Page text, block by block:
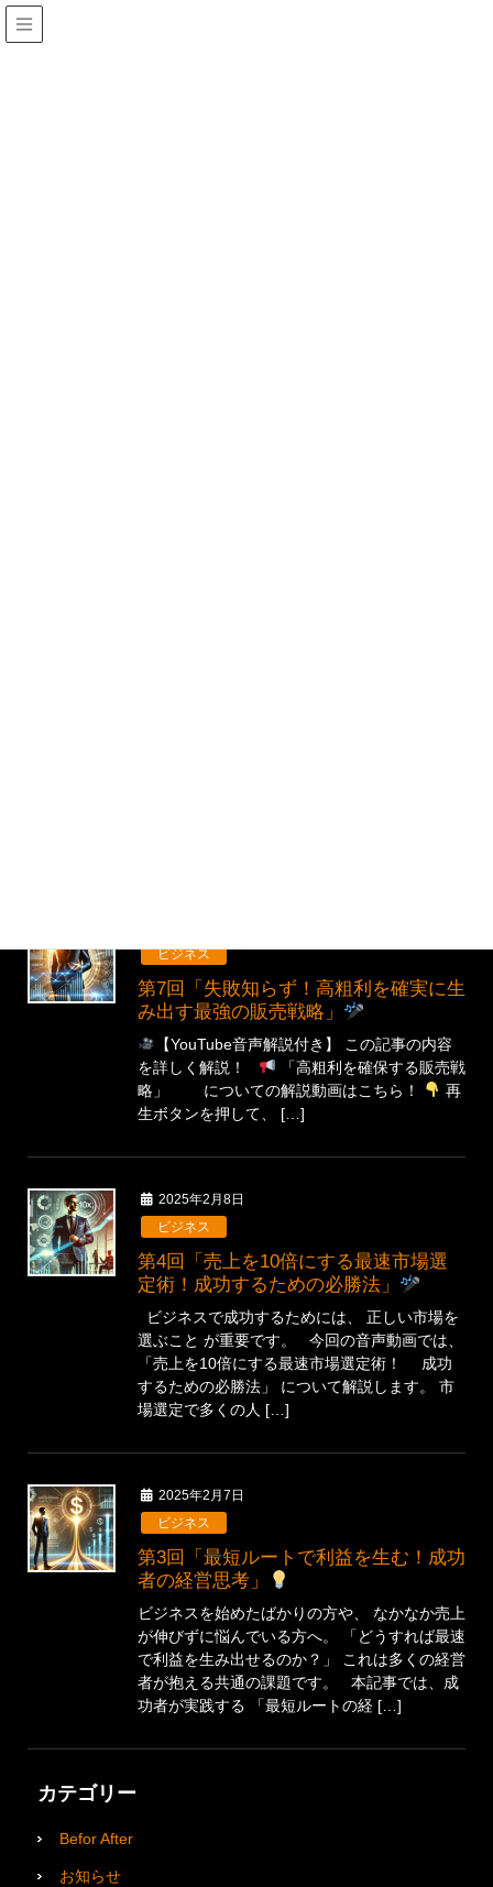
ビジネス
第7回「失敗知らず！高粗利を確実に生
み出す最強の販売戦略」
【YouTube音声解説付き】 この記事の内容
を詳しく解説！
「高粗利を確保する販売戦
略」 についての解説動画はこちら！
再
生ボタンを押して、 […]
2025年2月8日
ビジネス
第4回「売上を10倍にする最速市場選
定術！成功するための必勝法」
ビジネスで成功するためには、 正しい市場を
選ぶこと が重要です。 今回の音声動画では、
「売上を10倍にする最速市場選定術！ 成功
するための必勝法」 について解説します。 市
場選定で多くの人 […]
2025年2月7日
ビジネス
第3回「最短ルートで利益を生む！成功
者の経営思考」
ビジネスを始めたばかりの方や、 なかなか売上
が伸びずに悩んでいる方へ。 「どうすれば最速
で利益を生み出せるのか？」 これは多くの経営
者が抱える共通の課題です。 本記事では、成
功者が実践する 「最短ルートの経 […]
カテゴリー
Befor After
お知らせ